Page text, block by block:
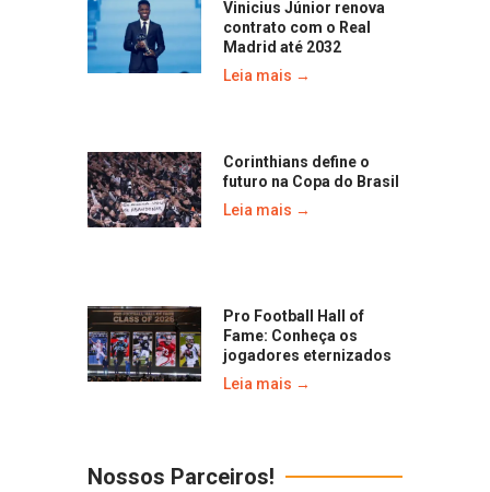
Vinicius Júnior renova
contrato com o Real
Madrid até 2032
Leia mais →
Corinthians define o
futuro na Copa do Brasil
Leia mais →
Pro Football Hall of
Fame: Conheça os
jogadores eternizados
Leia mais →
Nossos Parceiros!